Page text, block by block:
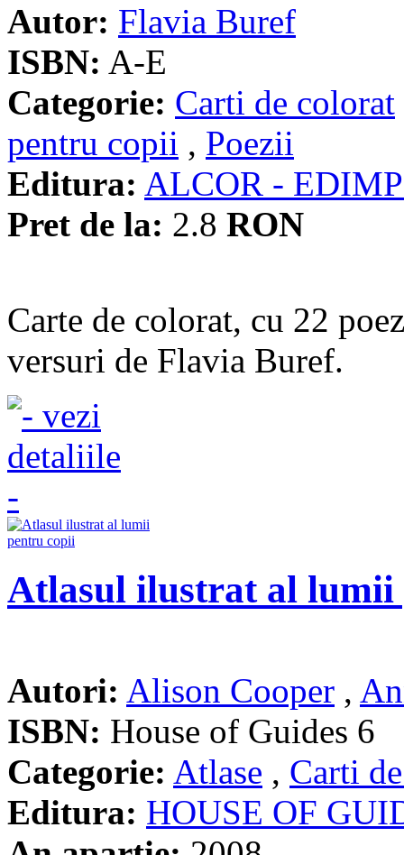
Autor: Flavia Buref
ISBN: A-E
Categorie: Carti de colorat
pentru copii , Poezii
Editura: ALCOR -
Pret de la: 2.8 RON
Carte de colorat, cu 22
versuri de Flavia Buref.
Atlasul ilustrat al lumii
Autori: Alison Cooper ,
ISBN: House of Guides 6
Categorie: Atlase , Carti
Editura: HOUSE OF